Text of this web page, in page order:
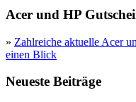
Acer und HP
» Zahlreiche aktuelle Acer
einen Blick
Neueste Beiträge